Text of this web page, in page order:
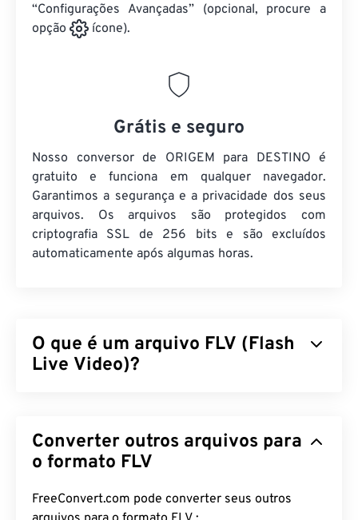
“Configurações Avançadas” (opcional, procure a
opção
ícone).
Grátis e seguro
Nosso conversor de ORIGEM para DESTINO é
gratuito e funciona em qualquer navegador.
Garantimos a segurança e a privacidade dos seus
arquivos. Os arquivos são protegidos com
criptografia SSL de 256 bits e são excluídos
automaticamente após algumas horas.
O que é um arquivo FLV (Flash
Live Video)?
que oferece conteúdo multimídia de alta qualidade
e bem sincronizado, principalmente pela internet.
utilizacodecspara compactar o tamanho do
Converter outros arquivos para
o formato FLV
FreeConvert.com pode converter seus outros